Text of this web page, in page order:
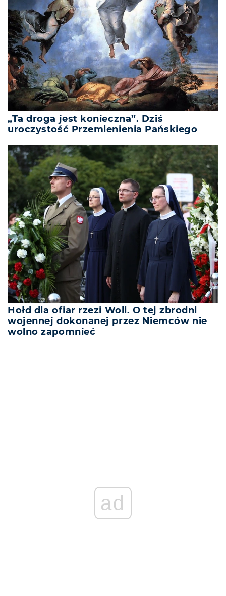
„Ta droga jest konieczna”. Dziś
uroczystość Przemienienia Pańskiego
Hołd dla ofiar rzezi Woli. O tej zbrodni
wojennej dokonanej przez Niemców nie
wolno zapomnieć